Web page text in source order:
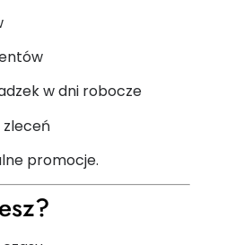
w dni robocze
promocje.